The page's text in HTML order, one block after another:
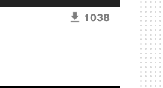
1038